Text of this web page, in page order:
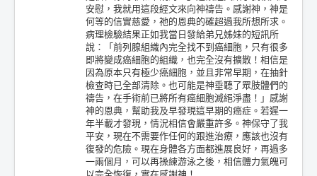
安慰，我就用這段經文來向神禱告。感謝神，神是
何等的信實慈愛，祂的恩典的確超過我所想所求。
病理檢驗結果正如我當日發給弟兄姊妹的短訊所
說：「前列腺組織內完全找不到癌細胞，只有很多
即將變成癌細胞的組織，也完全沒有擴散！相信是
因為原本只有極少癌細胞，並且非常早期，在抽針
檢查時已全部清除。也可能是神垂聽了眾肢體們的
禱告，在手術前已將所有癌細胞滅絕淨盡！」感謝
神的恩典，幫助我及早發現這早期的癌症。若遲一
年半載才發現，情況相信會嚴重許多。神保守了我
平安，現在不需要作任何的跟進治療，應該也沒有
復發的危險。現在身體各方面都進展良好，再過多
一兩個月，可以再操練游泳之後，相信體力氣魄可